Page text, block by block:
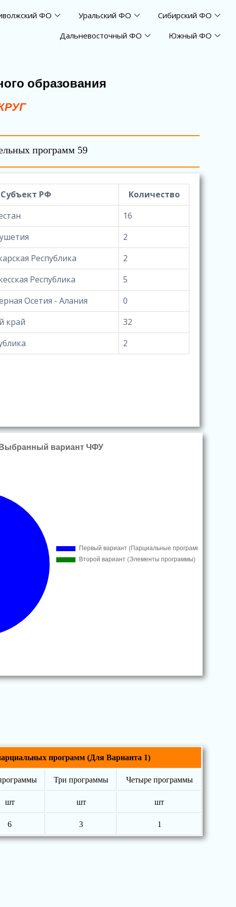
ФО Уральский ФО
Сибирский ФО
Дальневосточный ФО
Южный ФО
образования
программ 59
Субъект РФ
Количество
16
2
Республика
2
Республика
5
Осетия - Алания
0
край
32
2
программ (Для Варианта 1)
Три программы Четыре программы
шт шт шт
6 3 1